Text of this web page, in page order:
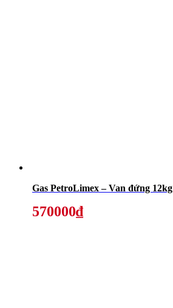
Gas PetroLimex – Van đứng 12kg
570000₫